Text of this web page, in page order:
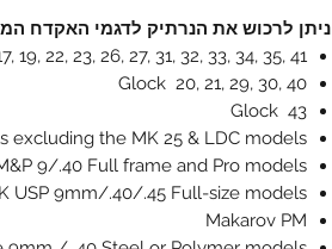
ניתן לרכוש את הנרתיק לדגמי האקדח
19, 22, 23, 26, 27, 31, 32, 33, 34, 35, 41
Glock 20, 21, 29, 30, 40
Glock 43
excluding the MK 25 & LDC models
9/.40 Full frame and Pro models
USP 9mm/.40/.45 Full-size models
Makarov PM